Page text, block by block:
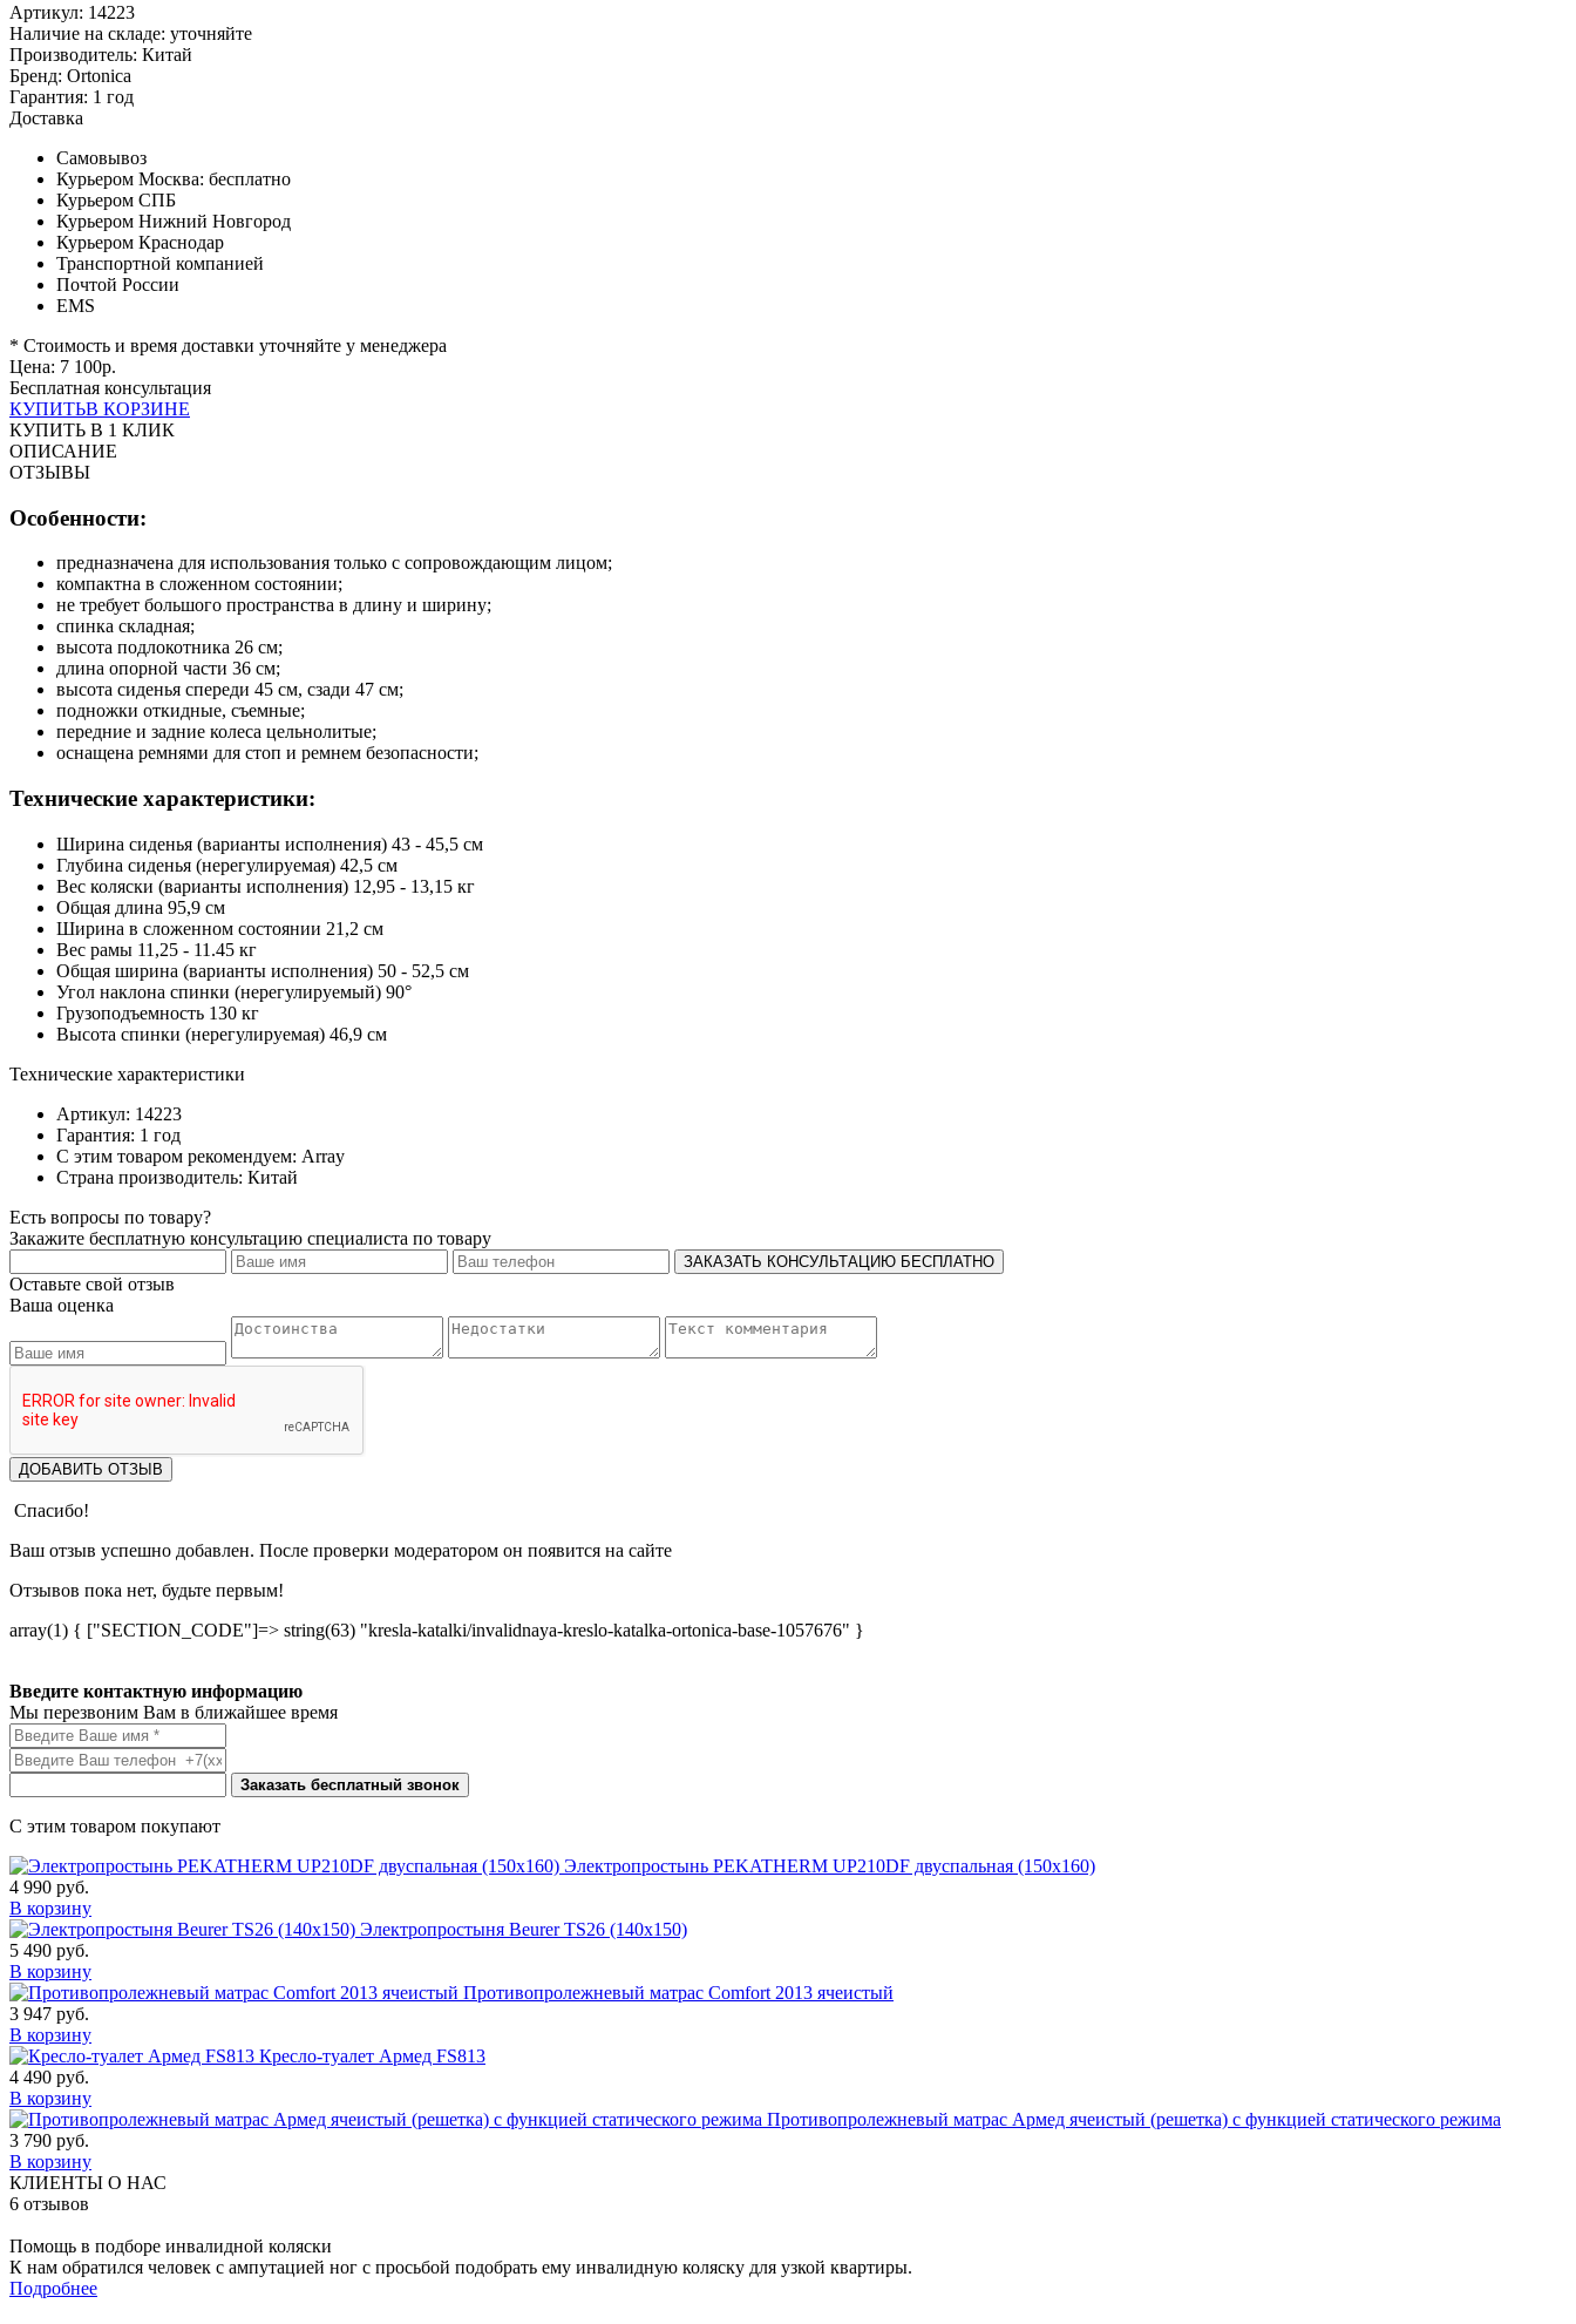
Артикул: 14223
Наличие на складе: уточняйте
Производитель: Китай
Бренд: Ortonica
Гарантия: 1 год
Доставка
Самовывоз
Курьером Москва: бесплатно
Курьером СПБ
Курьером Нижний Новгород
Курьером Краснодар
Транспортной компанией
Почтой России
EMS
* Стоимость и время доставки уточняйте у менеджера
Цена: 7 100р.
Бесплатная консультация
КУПИТЬВ КОРЗИНЕ
КУПИТЬ В 1 КЛИК
ОПИСАНИЕ
ОТЗЫВЫ
Особенности:
предназначена для использования только с сопровождающим лицом;
компактна в сложенном состоянии;
не требует большого пространства в длину и ширину;
спинка складная;
высота подлокотника 26 см;
длина опорной части 36 см;
высота сиденья спереди 45 см, сзади 47 см;
подножки откидные, съемные;
передние и задние колеса цельнолитые;
оснащена ремнями для стоп и ремнем безопасности;
Технические характеристики:
Ширина сиденья (варианты исполнения) 43 - 45,5 см
Глубина сиденья (нерегулируемая) 42,5 см
Вес коляски (варианты исполнения) 12,95 - 13,15 кг
Общая длина 95,9 см
Ширина в сложенном состоянии 21,2 см
Вес рамы 11,25 - 11.45 кг
Общая ширина (варианты исполнения) 50 - 52,5 см
Угол наклона спинки (нерегулируемый) 90°
Грузоподъемность 130 кг
Высота спинки (нерегулируемая) 46,9 см
Технические характеристики
Артикул: 14223
Гарантия: 1 год
С этим товаром рекомендуем: Array
Страна производитель: Китай
Есть вопросы по товару?
Закажите бесплатную консультацию специалиста по товару
ЗАКАЗАТЬ КОНСУЛЬТАЦИЮ БЕСПЛАТНО
Оставьте свой отзыв
Ваша оценка
ДОБАВИТЬ ОТЗЫВ
Спасибо!
Ваш отзыв успешно добавлен. После проверки модератором он появится на сайте
Отзывов пока нет, будьте первым!
array(1) { ["SECTION_CODE"]=> string(63) "kresla-katalki/invalidnaya-kreslo-katalka-ortonica-base-1057676" }
Введите контактную информацию
Мы перезвоним Вам в ближайшее время
Заказать бесплатный звонок
С этим товаром покупают
Электропростынь PEKATHERM UP210DF двуспальная (150x160)
4 990 руб.
В корзину
Электропростыня Beurer TS26 (140x150)
5 490 руб.
В корзину
Противопролежневый матрас Comfort 2013 ячеистый
3 947 руб.
В корзину
Кресло-туалет Армед FS813
4 490 руб.
В корзину
Противопролежневый матрас Армед ячеистый (решетка) с функцией статического режима
3 790 руб.
В корзину
КЛИЕНТЫ О НАС
6 отзывов
Помощь в подборе инвалидной коляски
К нам обратился человек с ампутацией ног с просьбой подобрать ему инвалидную коляску для узкой квартиры.
Подробнее